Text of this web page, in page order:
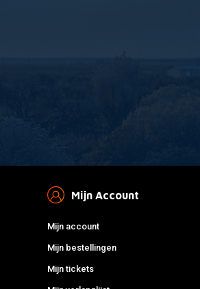
Mijn Account
Mijn account
Mijn bestellingen
Mijn tickets